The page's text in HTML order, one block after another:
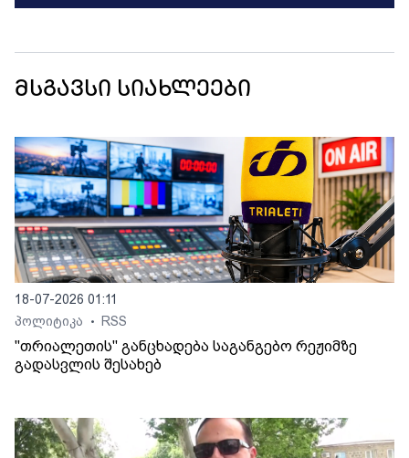
მსგავსი სიახლეები
18-07-2026 01:11
პოლიტიკა
• RSS
"თრიალეთის" განცხადება საგანგებო რეჟიმზე
გადასვლის შესახებ